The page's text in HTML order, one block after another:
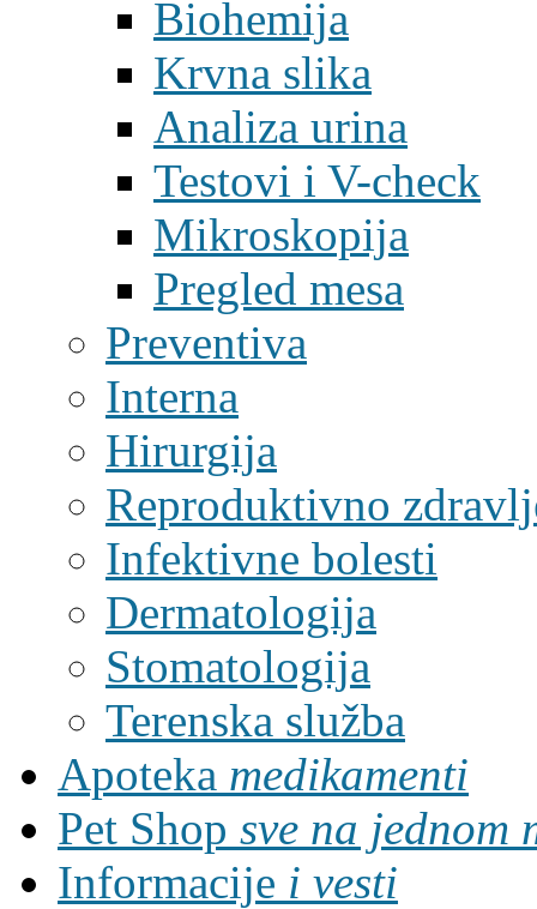
Biohemija
Krvna slika
Analiza urina
Testovi i V-check
Mikroskopija
Pregled mesa
Preventiva
Interna
Hirurgija
Reproduktivno
Infektivne bolesti
Dermatologija
Stomatologija
Terenska služba
Apoteka medikamenti
Pet Shop sve na jednom
Informacije i vesti